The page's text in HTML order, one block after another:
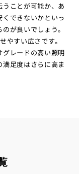
ことが可能か、あ
できないかといっ
が良いでしょう。
やすい広さです。
レードの高い照明
足度はさらに高ま